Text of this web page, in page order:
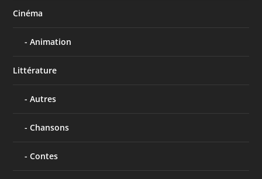
Cinéma
Animation
Littérature
Autres
Chansons
Contes